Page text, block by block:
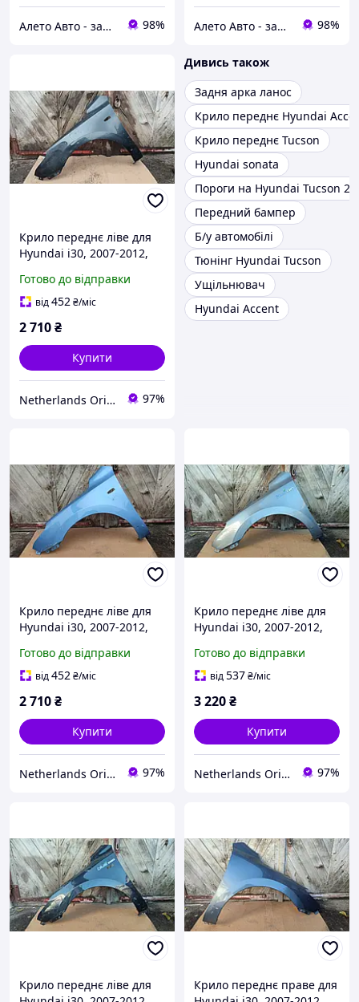
Алето Авто - запчастини на авто зі США 98% Алето Авто - запчастини на авто зі США 98%
Крило переднє ліве для
Hyundai i30, 2007-2012,
Готово до відправки
від452₴/міс
2 710₴
Купити
Netherlands Original Parts 97%
Дивись також
Задня арка ланос
Крило переднє Hyundai
Крило переднє Tucson
Hyundai sonata
Пороги на Hyundai Tucson
Передний бампер
Б/у автомобілі
Тюнінг Hyundai Tucson
Ущільнювач
Hyundai Accent
Крило переднє ліве для
Hyundai i30, 2007-2012,
Готово до відправки
від452₴/міс
2 710₴
Купити
Netherlands Original Parts 97%
Крило переднє ліве для
Hyundai i30, 2007-2012,
Готово до відправки
від537₴/міс
3 220₴
Купити
Netherlands Original Parts 97%
Крило переднє ліве для
Крило переднє праве для